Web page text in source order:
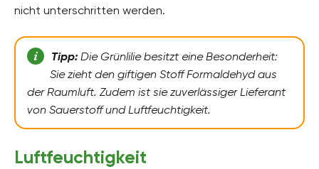
nicht unterschritten werden.
Tipp: Die Grünlilie besitzt eine Besonderheit:
Sie zieht den giftigen Stoff Formaldehyd aus
der Raumluft. Zudem ist sie zuverlässiger Lieferant
von Sauerstoff und Luftfeuchtigkeit.
Luftfeuchtigkeit